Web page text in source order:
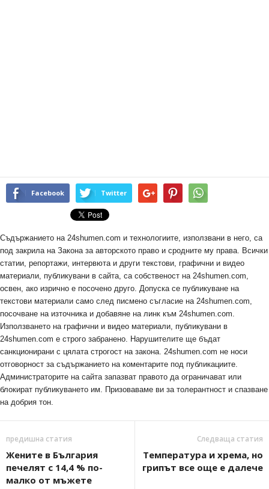
Facebook Twitter
Съдържанието на 24shumen.com и технологиите, използвани в него, са
под закрила на Закона за авторското право и сродните му права. Всички
статии, репортажи, интервюта и други текстови, графични и видео
материали, публикувани в сайта, са собственост на 24shumen.com,
освен, ако изрично е посочено друго. Допуска се публикуване на
текстови материали само след писмено съгласие на 24shumen.com,
посочване на източника и добавяне на линк към 24shumen.com.
Използването на графични и видео материали, публикувани в
24shumen.com е строго забранено. Нарушителите ще бъдат
санкционирани с цялата строгост на закона. 24shumen.com не носи
отговорност за съдържанието на коментарите под публикациите.
Администраторите на сайта запазват правото да ограничават или
блокират публикуването им. Призоваваме ви за толерантност и спазване
на добрия тон.
предишна статия
Жените в България
печелят с 14,4 % по-
малко от мъжете
Следваща статия
Температура и хрема, но
грипът все още е далече